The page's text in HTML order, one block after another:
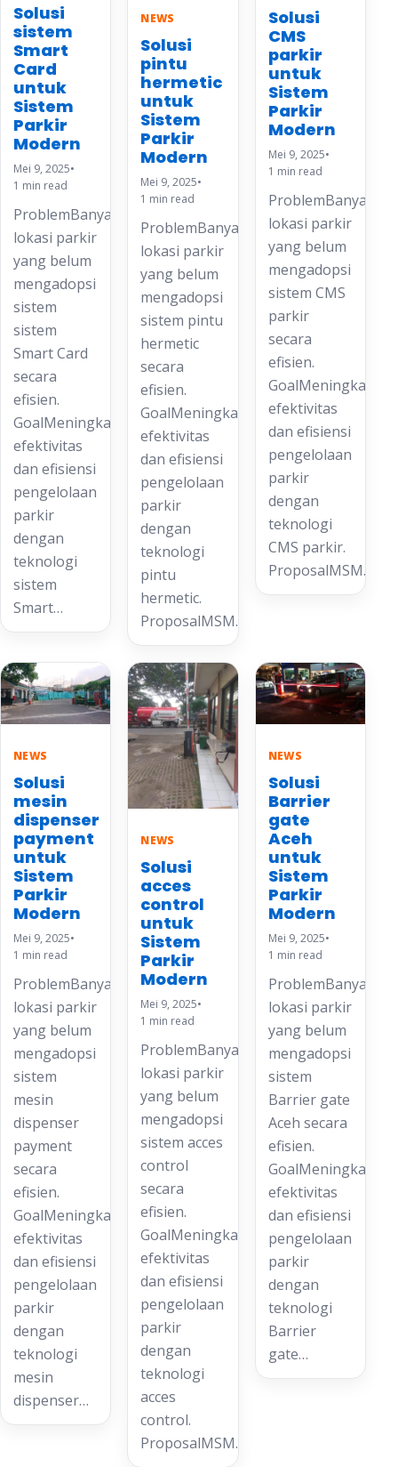
Solusi
sistem
Smart
Card
untuk
Sistem
Parkir
Modern
Mei 9, 2025•
1 min read
ProblemBanyak
lokasi parkir
yang belum
mengadopsi
sistem
sistem
Smart Card
secara
efisien.
GoalMeningkatkan
efektivitas
dan efisiensi
pengelolaan
parkir
dengan
teknologi
sistem
Smart…
NEWS
Solusi
pintu
hermetic
untuk
Sistem
Parkir
Modern
Mei 9, 2025•
1 min read
ProblemBanyak
lokasi parkir
yang belum
mengadopsi
sistem pintu
hermetic
secara
efisien.
GoalMeningkatkan
efektivitas
dan efisiensi
pengelolaan
parkir
dengan
teknologi
pintu
hermetic.
ProposalMSM…
Solusi
CMS
parkir
untuk
Sistem
Parkir
Modern
Mei 9, 2025•
1 min read
ProblemBanyak
lokasi parkir
yang belum
mengadopsi
sistem CMS
parkir
secara
efisien.
GoalMeningkatkan
efektivitas
dan efisiensi
pengelolaan
parkir
dengan
teknologi
CMS parkir.
ProposalMSM…
NEWS
Solusi
mesin
dispenser
payment
untuk
Sistem
Parkir
Modern
Mei 9, 2025•
1 min read
ProblemBanyak
lokasi parkir
yang belum
mengadopsi
sistem
mesin
dispenser
payment
secara
efisien.
GoalMeningkatkan
efektivitas
dan efisiensi
pengelolaan
parkir
dengan
teknologi
mesin
dispenser…
NEWS
Solusi
acces
control
untuk
Sistem
Parkir
Modern
Mei 9, 2025•
1 min read
ProblemBanyak
lokasi parkir
yang belum
mengadopsi
sistem acces
control
secara
efisien.
GoalMeningkatkan
efektivitas
dan efisiensi
pengelolaan
parkir
dengan
teknologi
acces
control.
ProposalMSM…
NEWS
Solusi
Barrier
gate
Aceh
untuk
Sistem
Parkir
Modern
Mei 9, 2025•
1 min read
ProblemBanyak
lokasi parkir
yang belum
mengadopsi
sistem
Barrier gate
Aceh secara
efisien.
GoalMeningkatkan
efektivitas
dan efisiensi
pengelolaan
parkir
dengan
teknologi
Barrier
gate…